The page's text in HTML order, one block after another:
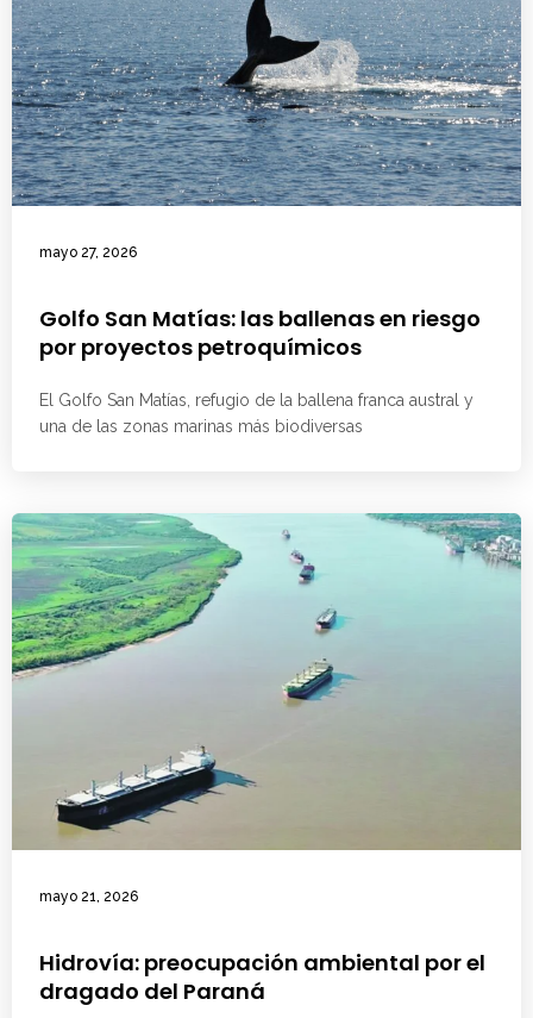
mayo 27, 2026
Golfo San Matías: las ballenas en riesgo
por proyectos petroquímicos
El Golfo San Matías, refugio de la ballena franca austral y
una de las zonas marinas más biodiversas
mayo 21, 2026
Hidrovía: preocupación ambiental por el
dragado del Paraná